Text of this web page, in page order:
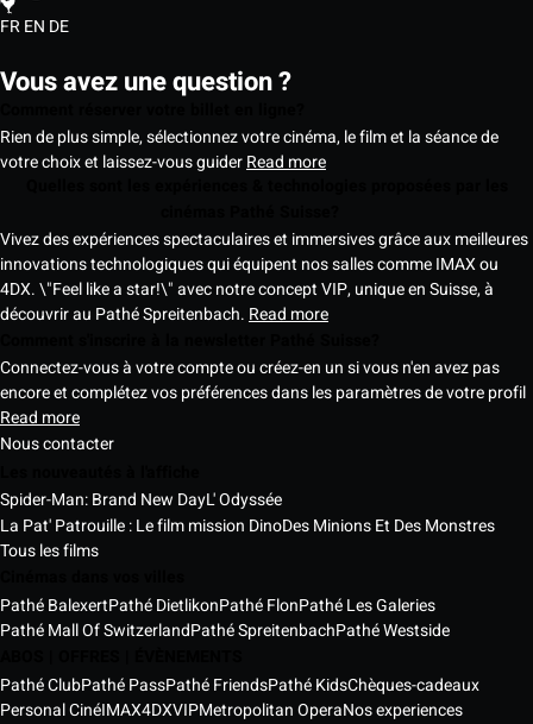
FREN DE
Vous avez une question ?
Rien de plus simple, sélectionnez votre cinéma, le film et la séance de
votre choix et laissez-vous guiderRead more
Vivez des expériences spectaculaires et immersives grâce aux meilleures
innovations technologiques qui équipent nos salles comme IMAX ou
4DX. \"Feel like a star!\" avec notre concept VIP, unique en Suisse, à
découvrir au Pathé Spreitenbach. Read more
Connectez-vous à votre compte ou créez-en un si vous n'en avez pas
encore et complétez vos préférences dans les paramètres de votre profil
Read more
Nous contacter
Spider-Man: Brand New DayL' Odyssée
La Pat' Patrouille : Le film mission DinoDes Minions Et Des Monstres
Tous les films
Pathé BalexertPathé DietlikonPathé FlonPathé Les Galeries
Pathé Mall Of SwitzerlandPathé SpreitenbachPathé Westside
Pathé ClubPathé PassPathé FriendsPathé KidsChèques-cadeaux
Personal CinéIMAX4DXVIPMetropolitan OperaNos experiences